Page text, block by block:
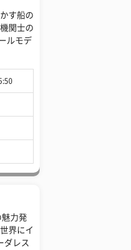
す船の
関士の
ルモデ
魅力発
界にイ
ダレス